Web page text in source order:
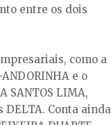
entre os dois
como a
e o
SANTOS LIMA,
DELTA. Conta ainda